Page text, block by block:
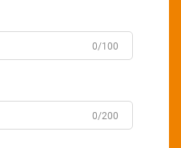
0/100
0/200